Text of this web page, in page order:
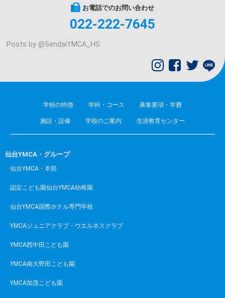
お電話でのお問い合わせ
022-222-7645
Posts by @SendaiYMCA_HS
学校の特徴 学科・コース 募集要項・学費
施設・設備 学校のご案内 生涯教育センター
仙台YMCA・グループ
仙台YMCA・本部
認定こども園仙台YMCA幼稚園
仙台YMCA国際ホテル専門学校
YMCAジュニアクラブ・ウエルネスクラブ
YMCA西中田こども園
YMCA南大野田こども園
YMCA加茂こども園